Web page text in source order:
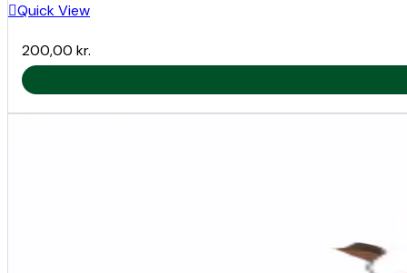
Kan vokse op til 6-8 meter i
Form:
DyrkningsvejledningStikkelsbærkiwi
Foretrækker fuld sol, men tåler delvis skygge.
Veldrænet, fugtig jord rig på organisk
Sørg for læ mod kraftig vind, som kan
Quick View
200,00 kr.